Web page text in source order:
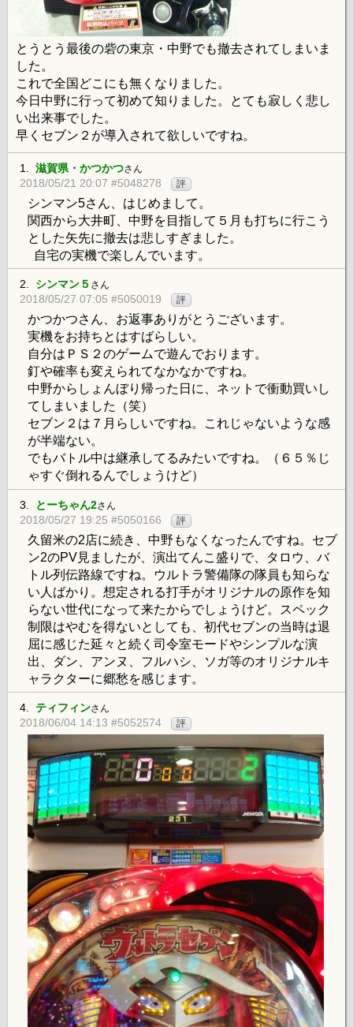
とうとう最後の砦の東京・中野でも撤去されてしまいま
した。
これで全国どこにも無くなりました。
今日中野に行って初めて知りました。とても寂しく悲し
い出来事でした。
早くセブン２が導入されて欲しいですね。
1. 滋賀県・かつかつさん
2018/05/21 20:07 #5048278 評
シンマン5さん、はじめまして。
関西から大井町、中野を目指して５月も打ちに行こう
とした矢先に撤去は悲しすぎました。
自宅の実機で楽しんでいます。
2. シンマン５ さん
2018/05/27 07:05 #5050019 評
かつかつさん、お返事ありがとうございます。
実機をお持ちとはすばらしい。
自分はＰＳ２のゲームで遊んでおります。
釘や確率も変えられてなかなかですね。
中野からしょんぼり帰った日に、ネットで衝動買いし
てしまいました（笑）
セブン２は７月らしいですね。これじゃないような感
が半端ない。
でもバトル中は継承してるみたいですね。（６５％じ
ゃすぐ倒れるんでしょうけど）
3. とーちゃん2さん
2018/05/27 19:25 #5050166 評
久留米の2店に続き、中野もなくなったんですね。セブ
ン2のPV見ましたが、演出てんこ盛りで、タロウ、バ
トル列伝路線ですね。ウルトラ警備隊の隊員も知らな
い人ばかり。想定される打手がオリジナルの原作を知
らない世代になって来たからでしょうけど。スペック
制限はやむを得ないとしても、初代セブンの当時は退
屈に感じた延々と続く司令室モードやシンプルな演
出、ダン、アンヌ、フルハシ、ソガ等のオリジナルキ
ャラクターに郷愁を感じます。
4. ティフィンさん
2018/06/04 14:13 #5052574 評